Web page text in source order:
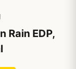
Rain EDP,